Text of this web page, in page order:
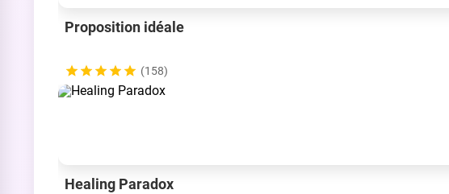
Proposition idéale
(158)
Healing Paradox